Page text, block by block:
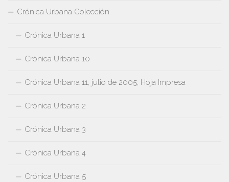
Crónica Urbana Colección
Crónica Urbana 1
Crónica Urbana 10
Crónica Urbana 11, julio de 2005, Hoja Impresa
Crónica Urbana 2
Crónica Urbana 3
Crónica Urbana 4
Crónica Urbana 5